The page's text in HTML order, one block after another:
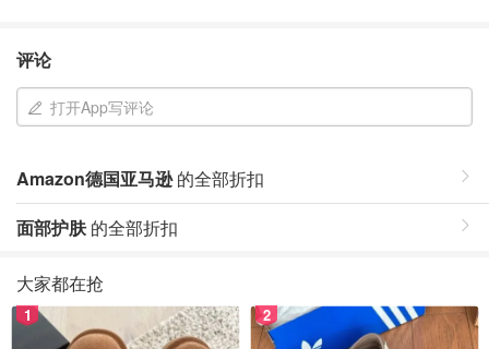
评论
打开App写评论
Amazon德国亚马逊的全部折扣
面部护肤的全部折扣
大家都在抢
1 2